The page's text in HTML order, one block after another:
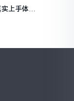
上手体验